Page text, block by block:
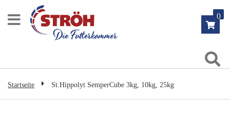
Inhalt
0
Startseite St.Hippolyt SemperCube 3kg, 10kg, 25kg